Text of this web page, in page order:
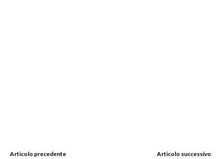
Articolo precedente Articolo successivo